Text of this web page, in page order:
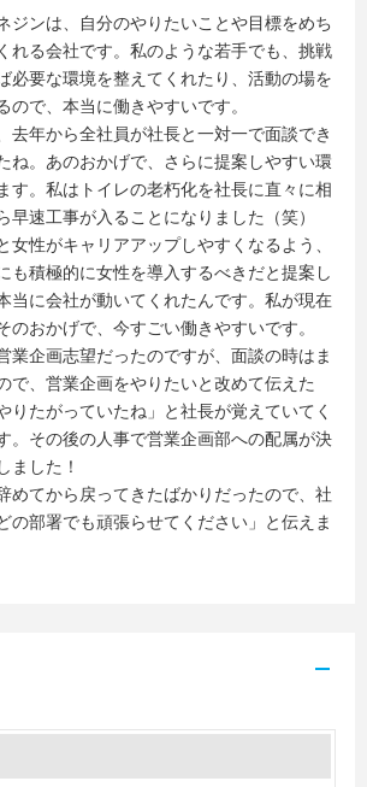
ジンは、自分のやりたいことや目標をめち
れる会社です。私のような若手でも、挑戦
必要な環境を整えてくれたり、活動の場を
ので、本当に働きやすいです。
去年から全社員が社長と一対一で面談でき
ね。あのおかげで、さらに提案しやすい環
す。私はトイレの老朽化を社長に直々に相
早速工事が入ることになりました（笑）
女性がキャリアアップしやすくなるよう、
も積極的に女性を導入するべきだと提案し
当に会社が動いてくれたんです。私が現在
のおかげで、今すごい働きやすいです。
業企画志望だったのですが、面談の時はま
で、営業企画をやりたいと改めて伝えた
りたがっていたね」と社長が覚えていてく
。その後の人事で営業企画部への配属が決
ました！
めてから戻ってきたばかりだったので、社
の部署でも頑張らせてください」と伝えま